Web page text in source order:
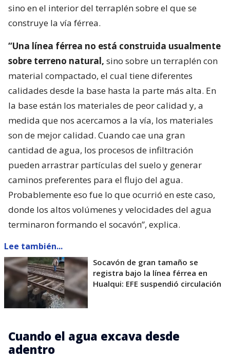
sino en el interior del terraplén sobre el que se
construye la vía férrea.
“Una línea férrea no está construida usualmente
sobre terreno natural, sino sobre un terraplén con
material compactado, el cual tiene diferentes
calidades desde la base hasta la parte más alta. En
la base están los materiales de peor calidad y, a
medida que nos acercamos a la vía, los materiales
son de mejor calidad. Cuando cae una gran
cantidad de agua, los procesos de infiltración
pueden arrastrar partículas del suelo y generar
caminos preferentes para el flujo del agua.
Probablemente eso fue lo que ocurrió en este caso,
donde los altos volúmenes y velocidades del agua
terminaron formando el socavón”, explica.
Lee también...
Socavón de gran tamaño se
registra bajo la línea férrea en
Hualqui: EFE suspendió circulación
Cuando el agua excava desde
adentro